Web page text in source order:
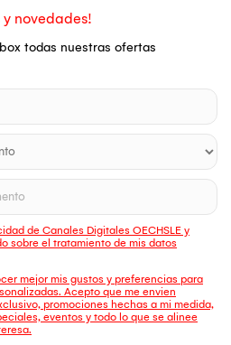
y novedades!
todas nuestras ofertas
de Canales Digitales OECHSLE y
sobre el tratamiento de mis datos
mejor mis gustos y preferencias para
Acepto que me envien
promociones hechas a mi medida,
eventos y todo lo que se alinee